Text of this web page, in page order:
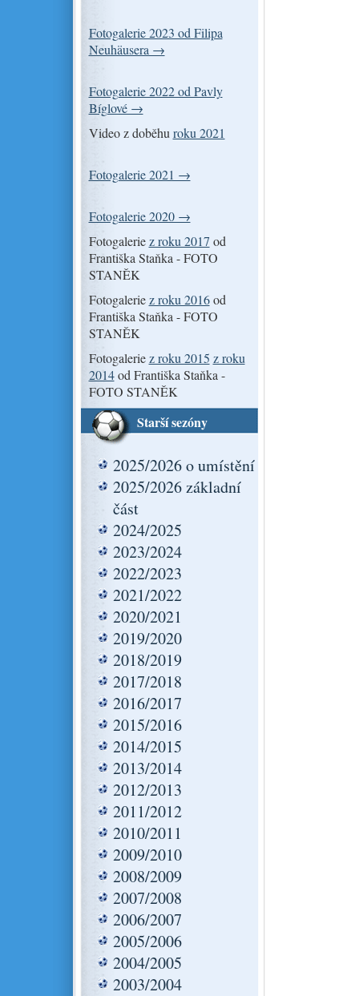
Fotogalerie 2023 od Filipa
Neuhäusera →
Fotogalerie 2022 od Pavly
Bíglové →
Video z doběhu roku 2021
Fotogalerie 2021 →
Fotogalerie 2020 →
Fotogaleriez roku 2017 od
Františka Staňka - FOTO
STANĚK
Fotogaleriez roku 2016od
Františka Staňka - FOTO
STANĚK
Fotogaleriez roku 2015 z roku
2014od Františka Staňka -
FOTO STANĚK
Starší sezóny
2025/2026 o umístění
2025/2026 základní
část
2024/2025
2023/2024
2022/2023
2021/2022
2020/2021
2019/2020
2018/2019
2017/2018
2016/2017
2015/2016
2014/2015
2013/2014
2012/2013
2011/2012
2010/2011
2009/2010
2008/2009
2007/2008
2006/2007
2005/2006
2004/2005
2003/2004